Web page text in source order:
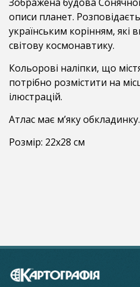
описи планет.
українським корінням, які
світову космонавтику.
Кольорові наліпки, що
потрібно розмістити на
ілюстрацій.
Атлас має м’яку обкладинку.
Розмір: 22x28 см